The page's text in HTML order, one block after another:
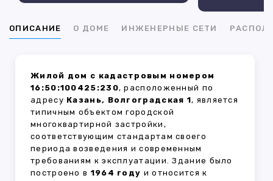
ОПИСАНИЕ О ДОМЕ ИНЖЕНЕРНЫЕ СЕТИ
Жилой дом с кадастровым номером
16:50:100425:230, расположенный по
адресу Казань, Волгоградская 1, является
типичным объектом городской
многоквартирной застройки,
соответствующим стандартам своего
периода возведения и современным
требованиям к эксплуатации. Здание было
построено в 1964 году и относится к